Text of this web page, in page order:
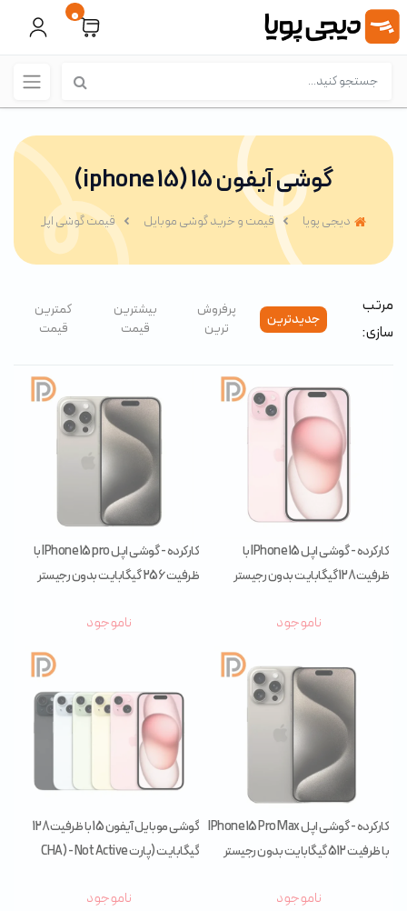
0
گوشی آیفون 15 (iphone 15)
دیجی پویا قیمت و خرید گوشی موبایل قیمت گوشی اپل (IPhone)
مرتب
سازی:
جدیدترین
پرفروش
ترین
بیشترین
قیمت
کمترین
قیمت
کارکرده - گوشی اپل IPhone 15 با
ظرفیت 128 گیگابایت بدون رجیستر
ناموجود
کارکرده - گوشی اپل IPhone 15 pro با
ظرفیت 256 گیگابایت بدون رجیستر
ناموجود
کارکرده - گوشی اپل IPhone 15 Pro Max
با ظرفیت 512 گیگابایت بدون رجیستر
ناموجود
گوشی موبایل آیفون 15 با ظرفیت 128
گیگابایت (پارت CHA) - Not Active
ناموجود